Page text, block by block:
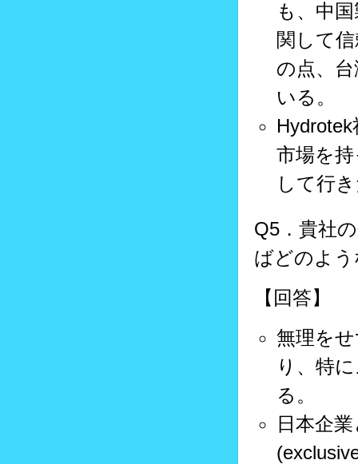
も、中
関して
の点、
いる。
市場を
して行
Q5．貴社
ばどのよ
【回答】
無理を
り、特
る。
日本企